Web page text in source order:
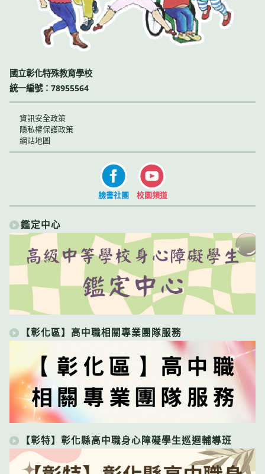
國立彰化特殊教育學校
統一編號：78955564
資訊安全政策
隱私權保護政策
網站地圖
臉書社團 校園頻道
鑑定中心
【彰化區】高中職相關專業團隊服務
【彰特】彰化縣高中職身心障礙學生巡迴輔導班